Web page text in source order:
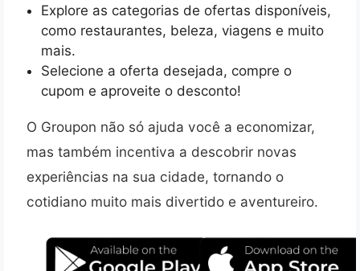
Explore as categorias de ofertas disponíveis,
como restaurantes, beleza, viagens e muito
mais.
Selecione a oferta desejada, compre o
cupom e aproveite o desconto!
O Groupon não só ajuda você a economizar,
mas também incentiva a descobrir novas
experiências na sua cidade, tornando o
cotidiano muito mais divertido e aventureiro.